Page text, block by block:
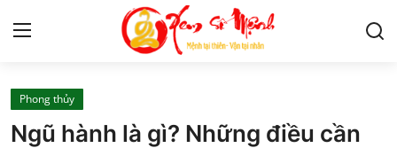
Tử Vi
Phong thủy
Ngũ hành là gì? Những điều cần